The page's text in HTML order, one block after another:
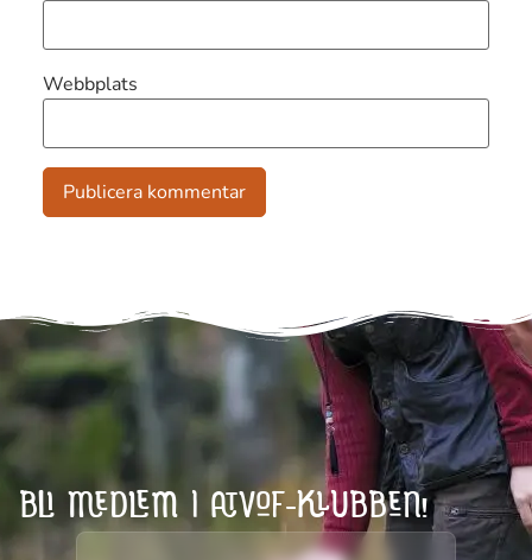
Webbplats
BLI MEDLEM I ATVOF-KLUBBEN!